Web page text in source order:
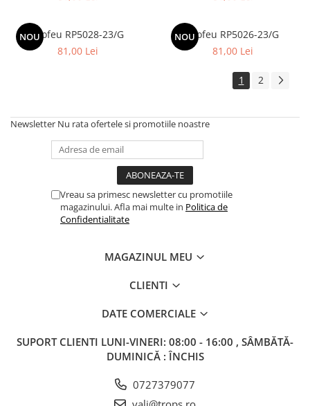
NOUTrofeu RP5028-23/G
81,00 Lei
NOUTrofeu RP5026-23/G
81,00 Lei
1 2
Newsletter Nu rata ofertele si promotiile noastre
Vreau sa primesc newsletter cu promotiile
magazinului. Afla mai multe in Politica de
Confidentialitate
MAGAZINUL MEU
CLIENTI
DATE COMERCIALE
SUPORT CLIENTI LUNI-VINERI: 08:00 - 16:00 , SÂMBĂTĂ-
DUMINICĂ : ÎNCHIS
0727379077